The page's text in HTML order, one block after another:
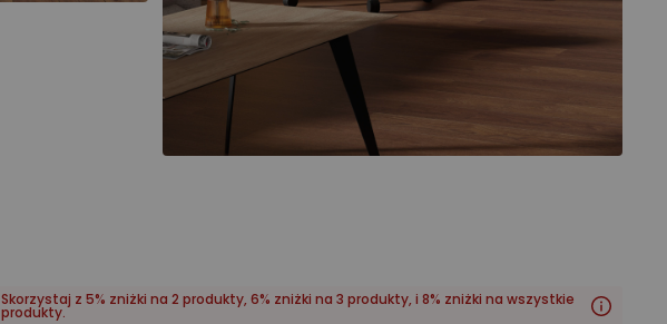
Skorzystaj z 5% zniżki na 2 produkty, 6% zniżki na 3 produkty, i 8% zniżki na wszystkie
produkty.